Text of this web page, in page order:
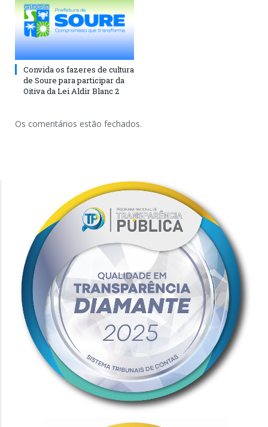
Convida os fazeres de cultura
de Soure para participar da
Oitiva da Lei Aldir Blanc 2
Os comentários estão fechados.